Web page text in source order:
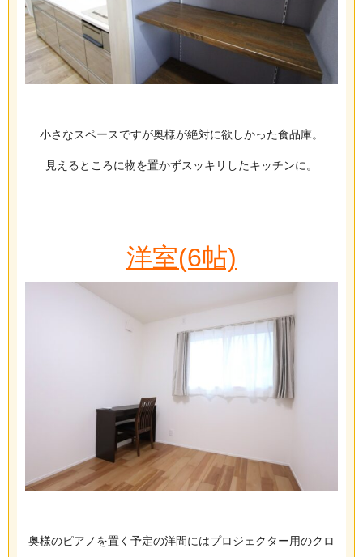
小さなスペースですが奥様が絶対に欲しかった食品庫。
見えるところに物を置かずスッキリしたキッチンに。
洋室(6帖)
奥様のピアノを置く予定の洋間にはプロジェクター用のクロ